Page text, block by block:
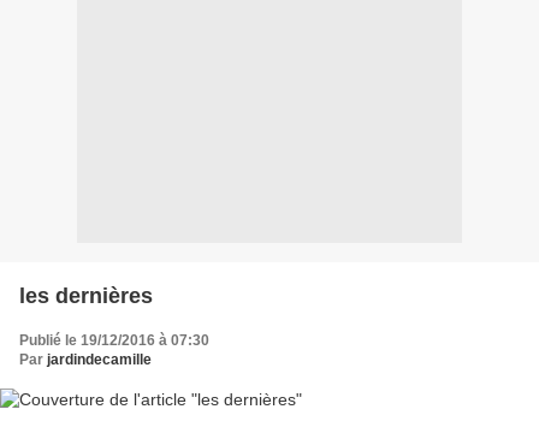
les dernières
Publié le 19/12/2016 à 07:30
Par jardindecamille